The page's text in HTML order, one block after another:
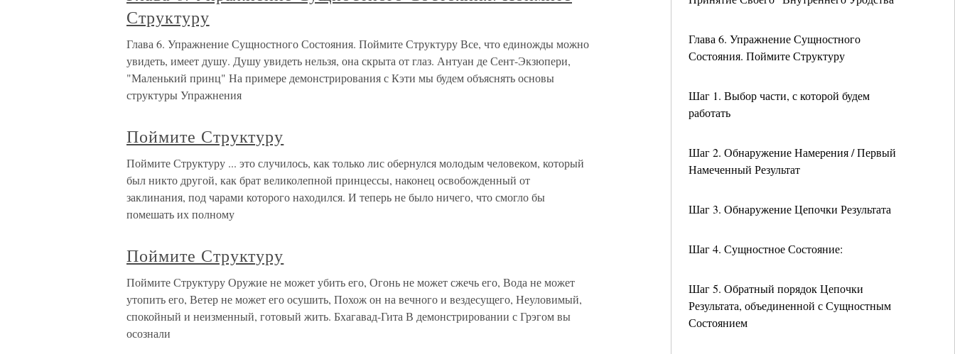
Глава 6. Упражнение Сущностного
Состояния. Поймите Структуру
Шаг 1. Выбор части, с которой будем
работать
Шаг 2. Обнаружение Намерения / Первый
Намеченный Результат
Шаг 3. Обнаружение Цепочки Результата
Шаг 4. Сущностное Состояние:
Шаг 5. Обратный порядок Цепочки
Результата, объединенной с Сущностным
Состоянием
Структуру
Глава 6. Упражнение Сущностного Состояния. Поймите Структуру Все, что единожды можно
увидеть, имеет душу. Душу увидеть нельзя, она скрыта от глаз. Антуан де Сент-Экзюпери,
"Маленький принц" На примере демонстрирования с Кэти мы будем объяснять основы
структуры Упражнения
Поймите Структуру
Поймите Структуру ... это случилось, как только лис обернулся молодым человеком, который
был никто другой, как брат великолепной принцессы, наконец освобожденный от
заклинания, под чарами которого находился. И теперь не было ничего, что смогло бы
помешать их полному
Поймите Структуру
Поймите Структуру Оружие не может убить его, Огонь не может сжечь его, Вода не может
утопить его, Ветер не может его осушить, Похож он на вечного и вездесущего, Неуловимый,
спокойный и неизменный, готовый жить. Бхагавад-Гита В демонстрировании с Грэгом вы
осознали